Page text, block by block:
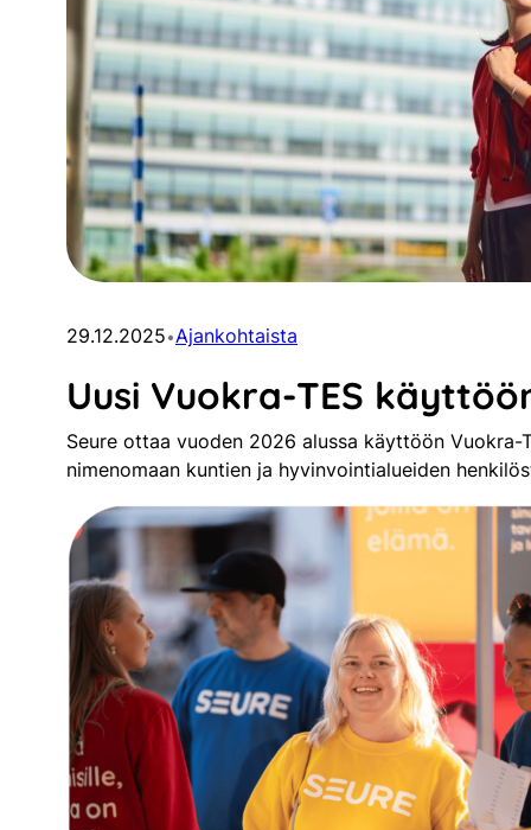
29.12.2025•Ajankohtaista
Uusi Vuokra-TES
Seure ottaa vuoden 2026 alussa käyttöön Vuokra-
nimenomaan kuntien ja hyvinvointialueiden